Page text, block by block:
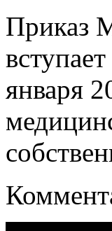
Приказ
января